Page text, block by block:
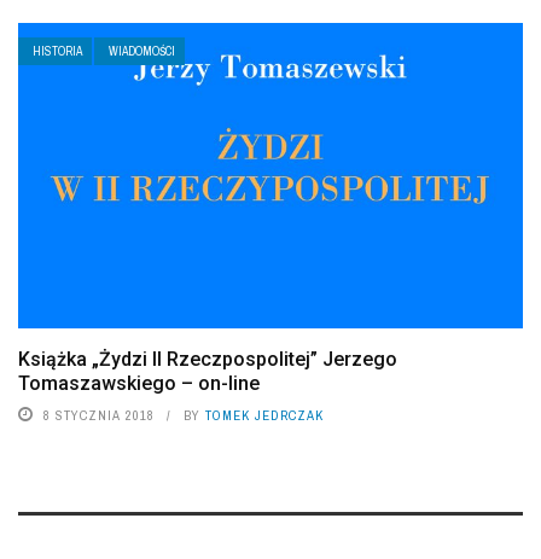
HISTORIA WIADOMOŚCI
Książka „Żydzi II Rzeczpospolitej” Jerzego
Tomaszawskiego – on-line
8 STYCZNIA 2018 BY TOMEK JEDRCZAK